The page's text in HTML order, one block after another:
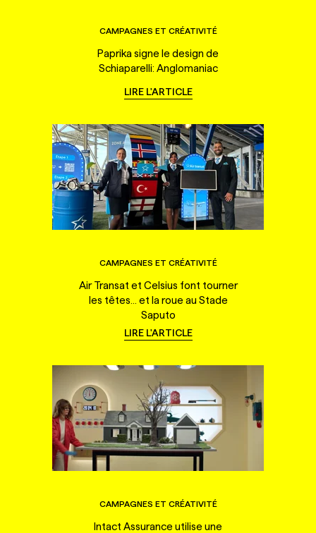
CAMPAGNES ET CRÉATIVITÉ
Paprika signe le design de
Schiaparelli: Anglomaniac
LIRE L'ARTICLE
CAMPAGNES ET CRÉATIVITÉ
Air Transat et Celsius font tourner
les têtes... et la roue au Stade
Saputo
LIRE L'ARTICLE
CAMPAGNES ET CRÉATIVITÉ
Intact Assurance utilise une